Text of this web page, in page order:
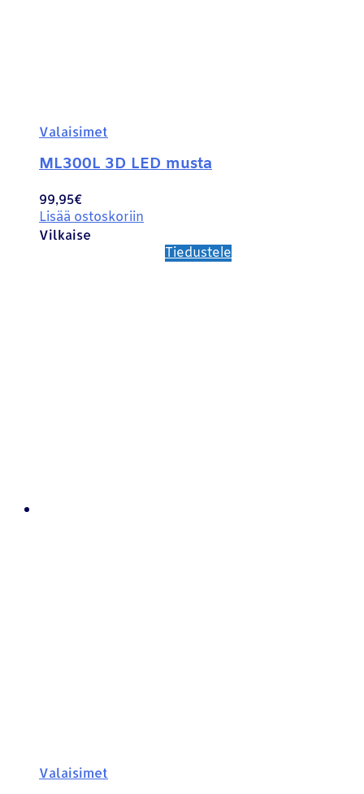
Valaisimet
ML300L 3D LED musta
99,95€
Lisää ostoskoriin
Vilkaise
Tiedustele
Valaisimet